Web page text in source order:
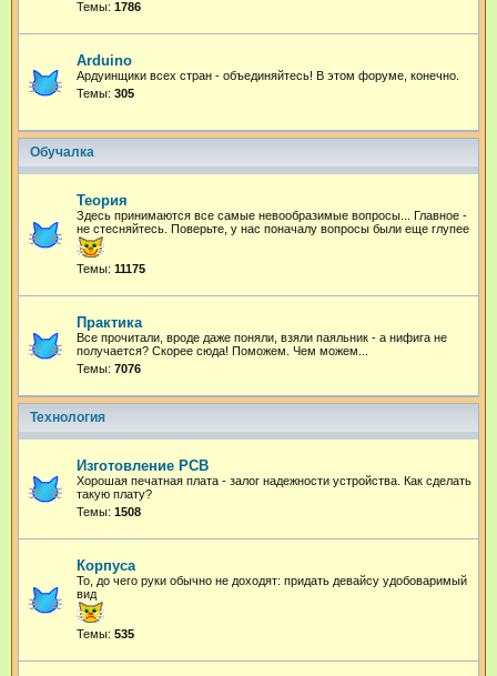
Темы: 1786
Arduino
Ардуинщики всех стран - объединяйтесь! В этом форуме, конечно.
Темы: 305
Обучалка
Теория
Здесь принимаются все самые невообразимые вопросы... Главное -
не стесняйтесь. Поверьте, у нас поначалу вопросы были еще глупее
Темы: 11175
Практика
Все прочитали, вроде даже поняли, взяли паяльник - а нифига не
получается? Скорее сюда! Поможем. Чем можем...
Темы: 7076
Технология
Изготовление PCB
Хорошая печатная плата - залог надежности устройства. Как сделать
такую плату?
Темы: 1508
Корпуса
То, до чего руки обычно не доходят: придать девайсу удобоваримый
вид
Темы: 535